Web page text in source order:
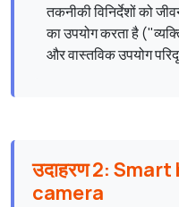
तकनीकी विनिर्देशों को
का उपयोग करता है
और वास्तविक उपयोग
उदाहरण 2:
camera